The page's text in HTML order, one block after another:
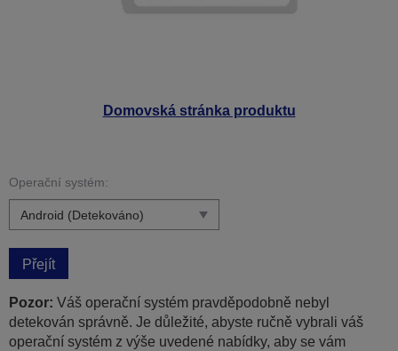
Domovská stránka produktu
Operační systém:
Přejít
Pozor: Váš operační systém pravděpodobně nebyl
detekován správně. Je důležité, abyste ručně vybrali váš
operační systém z výše uvedené nabídky, aby se vám